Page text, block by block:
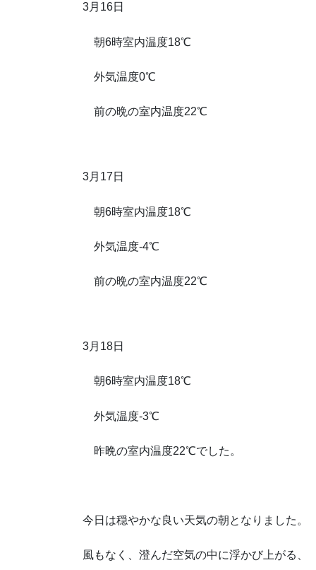
3月16日
朝6時室内温度18℃
外気温度0℃
前の晩の室内温度22℃
3月17日
朝6時室内温度18℃
外気温度-4℃
前の晩の室内温度22℃
3月18日
朝6時室内温度18℃
外気温度-3℃
昨晩の室内温度22℃でした。
今日は穏やかな良い天気の朝となりました。
風もなく、澄んだ空気の中に浮かび上がる、